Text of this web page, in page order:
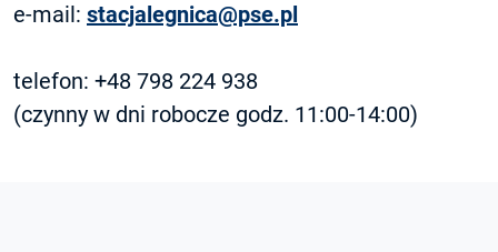
e-mail: stacjalegnica@pse.pl
telefon: +48 798 224 938
(czynny w dni robocze godz. 11:00-14:00)